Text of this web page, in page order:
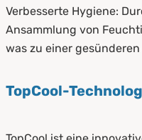
Verbesserte Hygiene:
Ansammlung von
was zu einer
TopCool-